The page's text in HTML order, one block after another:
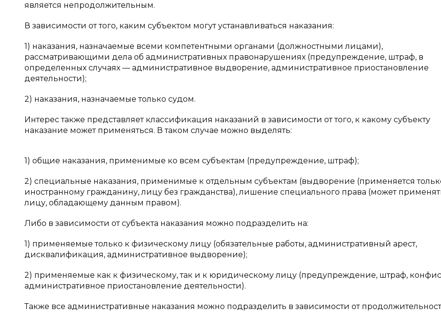
является непродолжительным.
В зависимости от того, каким субъектом могут устанавливаться наказания:
1) наказания, назначаемые всеми компетентными органами (должностными лицами),
рассматривающими дела об административных правонарушениях (предупреждение, штраф, в
определенных случаях — административное выдворение, административное приостановление
деятельности);
2) наказания, назначаемые только судом.
Интерес также представляет классификация наказаний в зависимости от того, к какому субъекту
наказание может применяться. В таком случае можно выделять:
1) общие наказания, применимые ко всем субъектам (предупреждение, штраф);
2) специальные наказания, применимые к отдельным субъектам (выдворение (применяется
иностранному гражданину, лицу без гражданства), лишение специального права (может
лицу, обладающему данным правом).
Либо в зависимости от субъекта наказания можно подразделить на:
1) применяемые только к физическому лицу (обязательные работы, административный арест,
дисквалификация, административное выдворение);
2) применяемые как к физическому, так и к юридическому лицу (предупреждение, штраф,
административное приостановление деятельности).
Также все административные наказания можно подразделить в зависимости от